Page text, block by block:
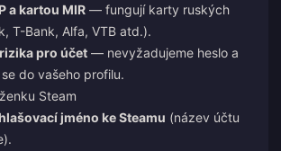
a kartou MIR — fungují karty ruských
T-Bank, Alfa, VTB atd.).
rizika pro účet — nevyžadujeme heslo a
do vašeho profilu.
Steam
jméno ke Steamu (název účtu